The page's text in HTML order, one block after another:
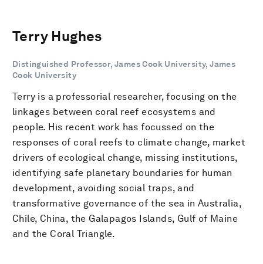
Terry Hughes
Distinguished Professor, James Cook University, James
Cook University
Terry is a professorial researcher, focusing on the
linkages between coral reef ecosystems and
people. His recent work has focussed on the
responses of coral reefs to climate change, market
drivers of ecological change, missing institutions,
identifying safe planetary boundaries for human
development, avoiding social traps, and
transformative governance of the sea in Australia,
Chile, China, the Galapagos Islands, Gulf of Maine
and the Coral Triangle.